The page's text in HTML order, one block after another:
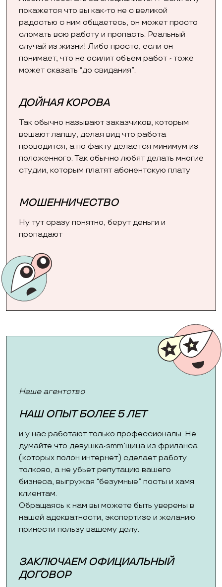
покажется что вы как-то не с великой
радостью с ним общаетесь, он может просто
сломать всю работу и пропасть. Реальный
случай из жизни! Либо просто, если он
понимает, что не осилит объем работ - тоже
может сказать “до свидания”.
ДОЙНАЯ КОРОВА
Так обычно называют заказчиков, которым
вешают лапшу, делая вид что работа
проводится, а по факту делается минимум из
положенного. Так обычно любят делать многие
студии, которым платят абонентскую плату
МОШЕННИЧЕСТВО
Ну тут сразу понятно, берут деньги и
пропадают
Наше агентство
НАШ ОПЫТ БОЛЕЕ 5 ЛЕТ
и у нас работают только профессионалы. Не
думайте что девушка-smm’щица из фриланса
(которых полон интернет) сделает работу
толково, а не убьет репутацию вашего
бизнеса, выгружая “безумные” посты и хамя
клиентам.
Обращаясь к нам вы можете быть уверены в
нашей адекватности, экспертизе и желанию
принести пользу вашему делу.
ЗАКЛЮЧАЕМ ОФИЦИАЛЬНЫЙ
ДОГОВОР